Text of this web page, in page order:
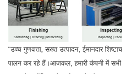
"उच्च गुणवत्ता, सख्त उत्पादन, ईमानदार
पालन कर रहे हैं।आजकल, हमारी कंपनी में